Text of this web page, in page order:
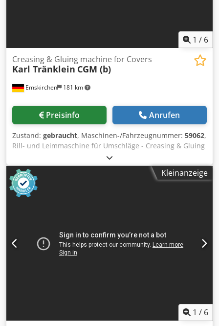
1 / 6
Emskirchen 181 km
Creasing & Gluing machine for Covers
Karl Tränklein CGM (b)
Preisinfo Anrufen
Zustand: gebraucht, Maschinen-/Fahrzeugnummer: 59062,
Rill- und Leimmaschine für Umschläge - Creasing & Gluing
machine for Covers Karl Tränklein CGM (b)Serial-No.
59062/5 Working width max. 500mm Online-Video-
Inspection by Skype-Video We would be very pleased with
your visit - more machines on Stock Available Immediately
- Can be inspect On Stock Emskirchen / Nürnberg - Can be
Kleinanzeige
1 / 6